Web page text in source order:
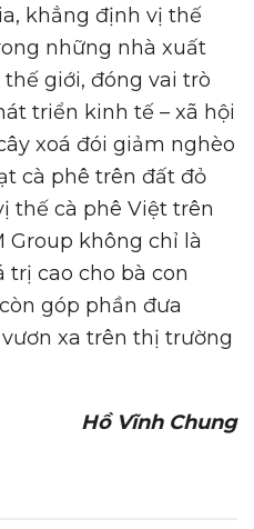
khẳng định vị thế
những nhà xuất
giới, đóng vai trò
triển kinh tế – xã hội
xoá đói giảm nghèo
cà phê trên đất đỏ
thế cà phê Việt trên
Group không chỉ là
cao cho bà con
góp phần đưa
xa trên thị trường
Hồ Vĩnh Chung